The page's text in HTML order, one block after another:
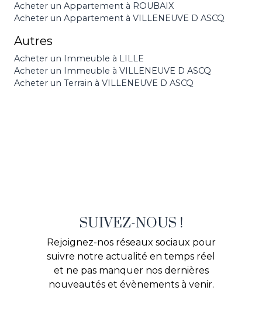
Acheter un Appartement à ROUBAIX
Acheter un Appartement à VILLENEUVE D ASCQ
Autres
Acheter un Immeuble à LILLE
Acheter un Immeuble à VILLENEUVE D ASCQ
Acheter un Terrain à VILLENEUVE D ASCQ
SUIVEZ-NOUS !
Rejoignez-nos réseaux sociaux pour
suivre notre actualité en temps réel
et ne pas manquer nos dernières
nouveautés et évènements à venir.